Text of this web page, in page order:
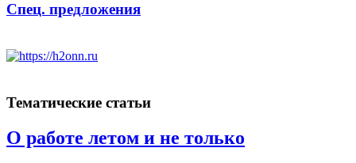
Спец. предложения
Тематические статьи
О работе летом и не только